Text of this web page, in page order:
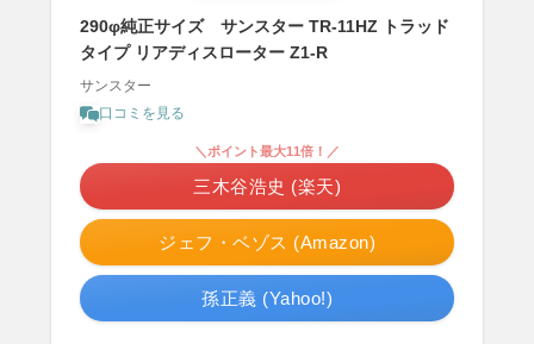
290φ純正サイズ サンスター TR-11HZ トラッド
タイプ リアディスローター Z1-R
サンスター
口コミを見る
ジェフ・ベゾス (Amazon)
＼ポイント最大11倍！／
三木谷浩史 (楽天)
孫正義 (Yahoo!)